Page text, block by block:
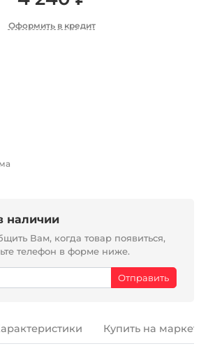
Оформить в кредит
наличии
Вам, когда товар появиться,
телефон в форме ниже.
Купить на